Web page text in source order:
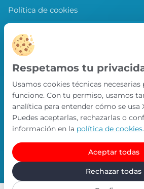
Política de cookies
Política de privacidad
Preferencias de cookies
LLEVA XAXUKO CONTIGO
Chollos, misiones y recompensas
nuestra APP.
PRÓXIMAMENTE EN
App Store
Política de privacidad
Respetamos tu
Usamos cookies técnicas necesarias
funcione. Con tu permiso, usamos
analítica para entender cómo se usa
Puedes aceptarlas, rechazarlas o
información en la política de cookies.
Aceptar todas
Rechazar todas